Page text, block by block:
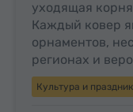
уходящая
Каждый ковер
орнаментов,
регионах и
Культура и